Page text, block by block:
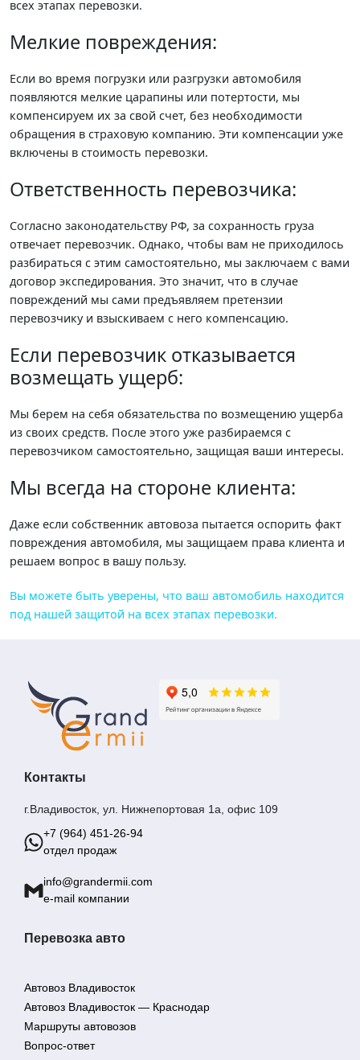
всех этапах перевозки.
Мелкие повреждения:
Если во время погрузки или разгрузки автомобиля
появляются мелкие царапины или потертости, мы
компенсируем их за свой счет, без необходимости
обращения в страховую компанию. Эти компенсации уже
включены в стоимость перевозки.
Ответственность перевозчика:
Согласно законодательству РФ, за сохранность груза
отвечает перевозчик. Однако, чтобы вам не приходилось
разбираться с этим самостоятельно, мы заключаем с вами
договор экспедирования. Это значит, что в случае
повреждений мы сами предъявляем претензии
перевозчику и взыскиваем с него компенсацию.
Если перевозчик отказывается
возмещать ущерб:
Мы берем на себя обязательства по возмещению ущерба
из своих средств. После этого уже разбираемся с
перевозчиком самостоятельно, защищая ваши интересы.
Мы всегда на стороне клиента:
Даже если собственник автовоза пытается оспорить факт
повреждения автомобиля, мы защищаем права клиента и
решаем вопрос в вашу пользу.
Вы можете быть уверены, что ваш автомобиль находится
под нашей защитой на всех этапах перевозки.
Контакты
г.Владивосток, ул. Нижнепортовая 1а, офис 109
+7 (964) 451-26-94
отдел продаж
info@grandermii.com
e-mail компании
Перевозка авто
Автовоз Владивосток
Автовоз Владивосток — Краснодар
Маршруты автовозов
Вопрос-ответ